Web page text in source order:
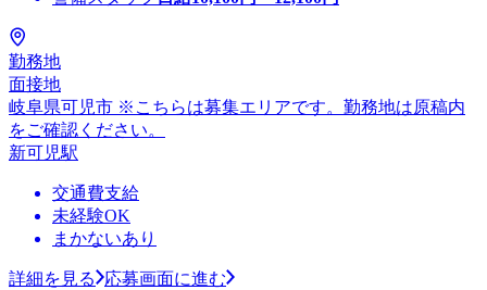
勤務地
面接地
岐阜県可児市 ※こちらは募集エリアです。勤務地は原稿内
をご確認ください。
新可児駅
交通費支給
未経験OK
まかないあり
詳細を見る
応募画面に進む